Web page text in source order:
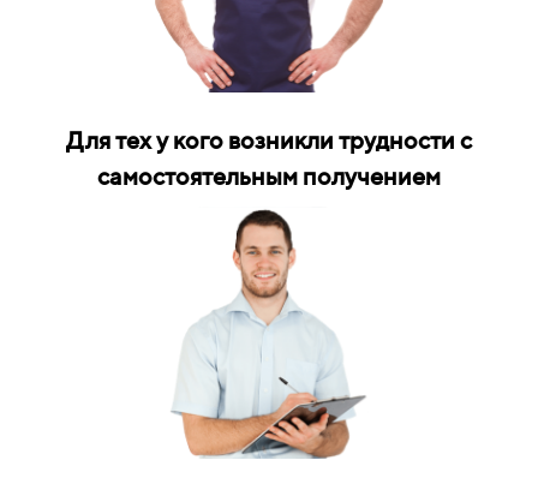
Для тех у кого возникли трудности с
самостоятельным получением